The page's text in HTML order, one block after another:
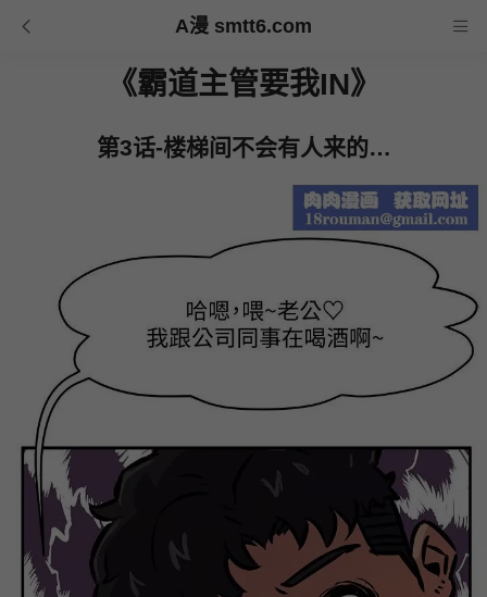
A漫 smtt6.com
《霸道主管要我IN》
第3话-楼梯间不会有人来的…